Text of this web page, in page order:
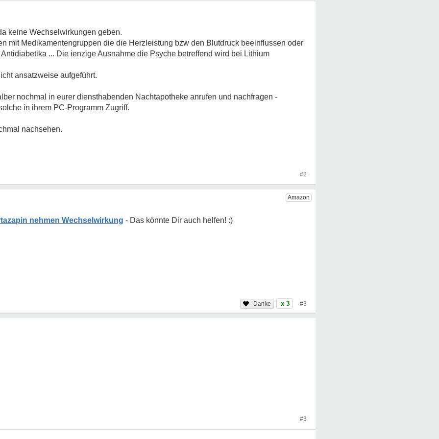
keine Wechselwirkungen geben.
mit Medikamentengruppen die die Herzleistung bzw den Blutdruck beeinflussen oder
... Die ienzige Ausnahme die Psyche betreffend wird bei Lithium
ansatzweise aufgeführt.
nochmal in eurer diensthabenden Nachtapotheke anrufen und nachfragen -
in ihrem PC-Programm Zugriff.
nachsehen.
#2
nehmen Wechselwirkung
x 3 #3
#3